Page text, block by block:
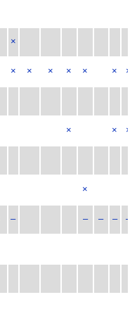
×
× × × × × × ×
× × ×
×
– – – – –